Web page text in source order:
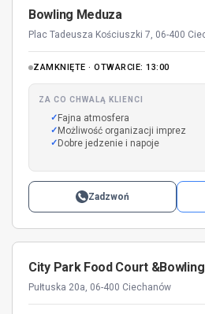
Bowling Meduza
Plac Tadeusza Kościuszki 7, 06-400
ZAMKNIĘTE · OTWARCIE: 13:00
ZA CO CHWALĄ KLIENCI
Fajna atmosfera
Możliwość organizacji imprez
Dobre jedzenie i napoje
Zadzwoń
City Park Food Court &Bowling
Pułtuska 20a, 06-400 Ciechanów